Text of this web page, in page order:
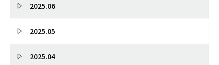
2025.06
2025.05
2025.04